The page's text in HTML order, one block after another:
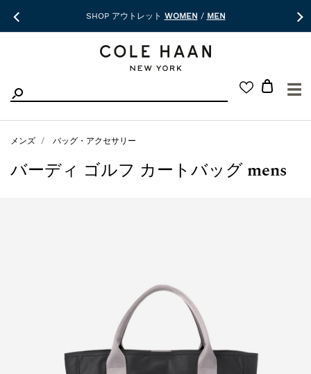
SHOP アウトレット WOMEN / MEN
☰
メンズ バッグ・アクセサリー
バーディ ゴルフ カートバッグ mens